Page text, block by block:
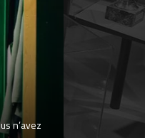
n’avez